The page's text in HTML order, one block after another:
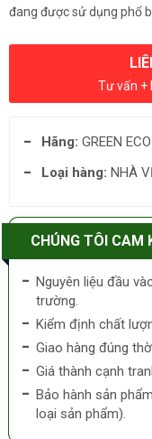
đang được sử dụng phổ
Tư vấn +
Hãng: GREEN ECO
Loại hàng: NHÀ
CHÚNG TÔI CAM
Nguyên liệu đầu
trường.
Kiểm định chất
Giao hàng đúng
Giá thành cạnh
Bảo hành sản
loại sản phẩm).